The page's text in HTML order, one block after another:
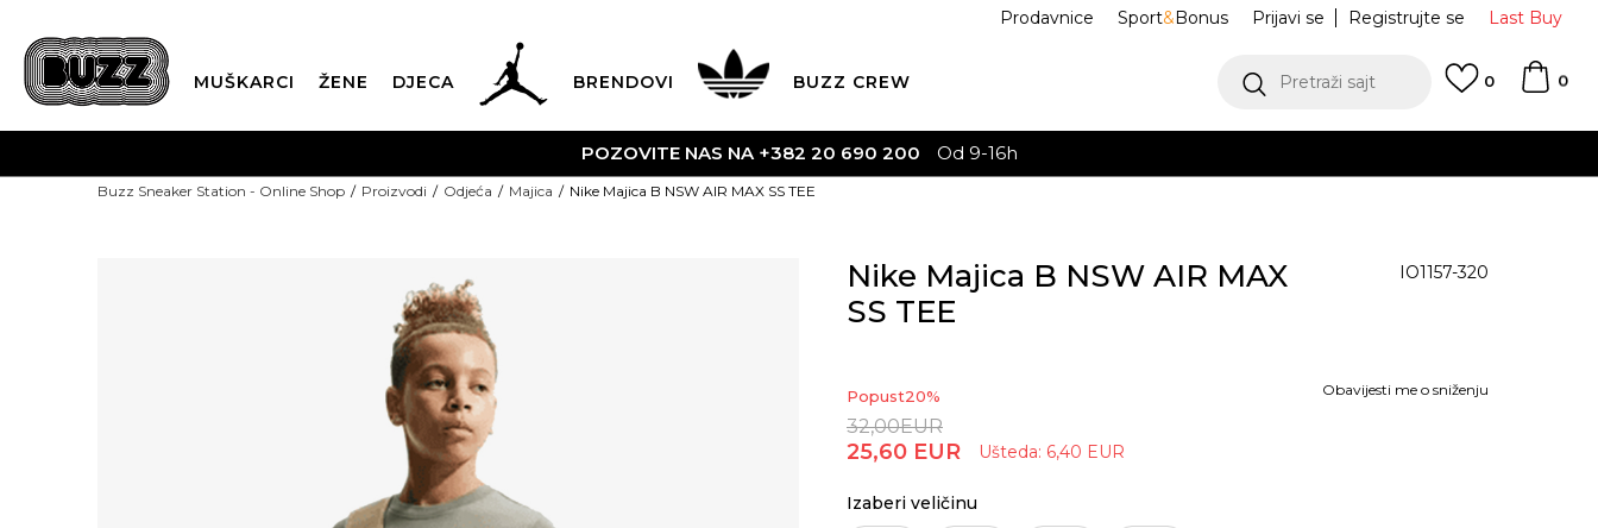
Last Buy
Prijavi se Registrujte se
Prodavnice Sport&Bonus
MUŠKARCI ŽENE DJECA BRENDOVI BUZZ CREW Pretraži sajt 0
0
POZOVITE NAS NA +382 20 690 200 Od 9-16h
Buzz Sneaker Station - Online Shop Proizvodi Odjeća Majica Nike Majica B NSW AIR MAX SS TEE
Nike Majica B NSW AIR MAX
SS TEE
IO1157-320
Popust20%
32,00EUR
25,60 EUR Ušteda: 6,40 EUR
Obavijesti me o sniženju
Izaberi veličinu